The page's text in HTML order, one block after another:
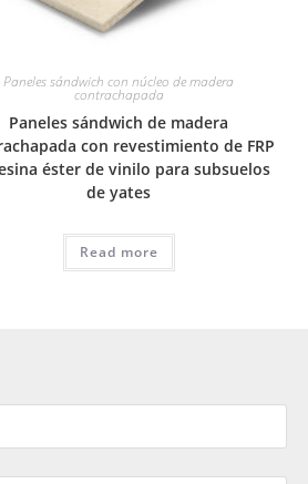
Paneles sándwich con núcleo de madera
contrachapada
Paneles sándwich de madera
con revestimiento de FRP
éster de vinilo para subsuelos
de yates
Read more